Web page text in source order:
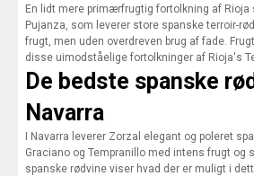
En lidt mere primærfrugtig fortolkning af
Pujanza, som leverer store spanske terroir-
frugt, men uden overdreven brug af fade.
disse uimodståelige fortolkninger af Rioja's
De bedste spanske
Navarra
I Navarra leverer Zorzal elegant og poleret
Graciano og Tempranillo med intens frugt og
spanske rødvine viser hvad der er muligt i